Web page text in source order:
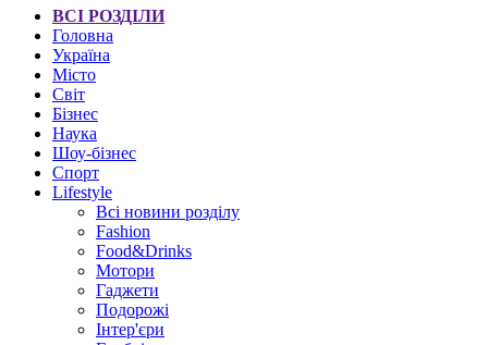
ВСІ РОЗДІЛИ
Головна
Україна
Місто
Світ
Бізнес
Наука
Шоу-бізнес
Спорт
Lifestyle
Всі новини розділу
Fashion
Food&Drinks
Мотори
Гаджети
Подорожі
Інтер'єри